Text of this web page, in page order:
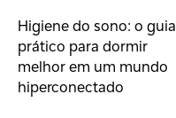
Higiene do sono: o guia
prático para dormir
melhor em um mundo
hiperconectado